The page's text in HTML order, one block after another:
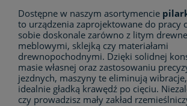
Dostępne w naszym asortymencie
to urządzenia zaprojektowane do pracy
sobie doskonale zarówno z litym
meblowymi, sklejką czy materiałami
drewnopochodnymi. Dzięki solidnej
masie własnej oraz zastosowaniu
jezdnych, maszyny te eliminują
idealnie gładką krawędź po cięciu.
czy prowadzisz mały zakład